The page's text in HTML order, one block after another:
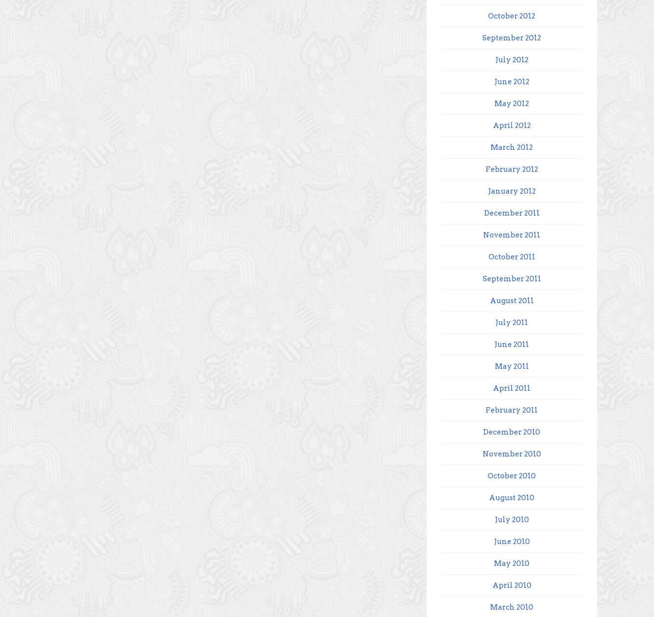
October 2012
September 2012
July 2012
June 2012
May 2012
April 2012
March 2012
February 2012
January 2012
December 2011
November 2011
October 2011
September 2011
August 2011
July 2011
June 2011
May 2011
April 2011
February 2011
December 2010
November 2010
October 2010
August 2010
July 2010
June 2010
May 2010
April 2010
March 2010